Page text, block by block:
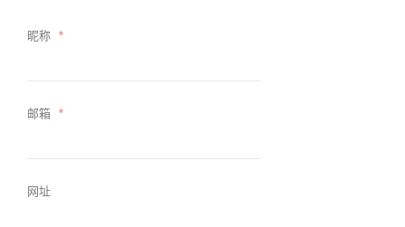
昵称 *
邮箱 *
网址